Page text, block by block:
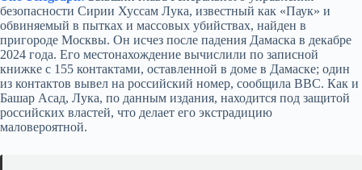
безопасности Сирии Хуссам Лука, известный как «Паук» и
обвиняемый в пытках и массовых убийствах, найден в
пригороде Москвы. Он исчез после падения Дамаска в декабре
2024 года. Его местонахождение вычислили по записной
книжке с 155 контактами, оставленной в доме в Дамаске; один
из контактов вывел на российский номер, сообщила BBC. Как и
Башар Асад, Лука, по данным издания, находится под защитой
российских властей, что делает его экстрадицию
маловероятной.